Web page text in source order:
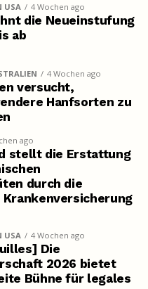
USA 4 Wochen ago
die Neueinstufung
ab
4 Wochen ago
versucht,
Hanfsorten zu
ago
stellt die Erstattung
durch die
USA 4 Wochen ago
Die
2026 bietet
Bühne für legales